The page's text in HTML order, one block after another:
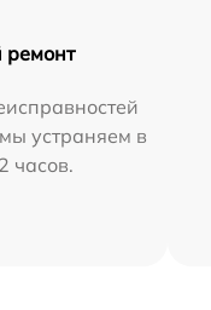
устраняем в
часов.